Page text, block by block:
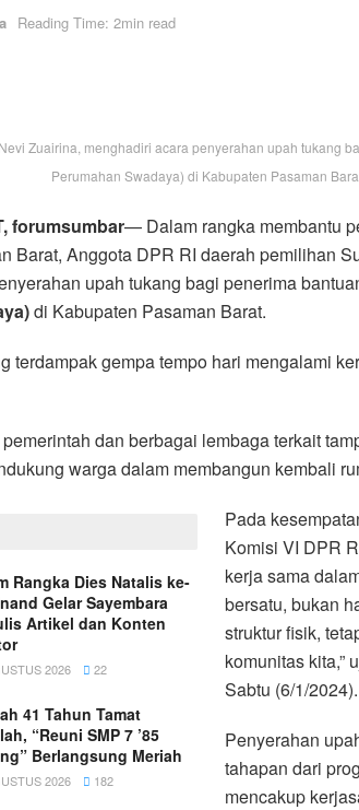
Reading Time: 2min read
Zuairina, menghadiri acara penyerahan upah tukang
Perumahan Swadaya) di Kabupaten Pasaman
forumsumbar— Dalam rangka membantu
Barat, Anggota DPR RI daerah pemilihan
upah tukang bagi penerima
di Kabupaten Pasaman Barat.
terdampak gempa tempo hari mengalami
dan berbagai lembaga terkait
warga dalam membangun kembali
Rangka Dies Natalis ke-
Gelar Sayembara
Artikel dan Konten
2026 22
41 Tahun Tamat
“Reuni SMP 7 ’85
Berlangsung Meriah
2026 182
Pada
Komisi VI DPR
kerja sama
bersatu, bukan
struktur fisik,
komunitas kita,”
Sabtu (6/1/2024).
Penyerahan
tahapan dari
mencakup